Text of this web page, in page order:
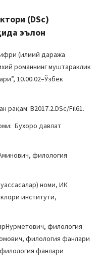
(DSc)
эълон
(илмий даража
романнинг муштараклик
10.00.02–Ўзбек
рақам: В2017.2.DSc/Fil61.
Бухоро давлат
филология
номи, ИК
институти,
филология
филология фанлари
фанлари